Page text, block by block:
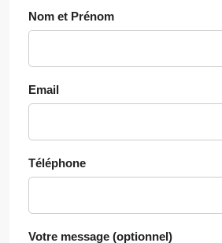
Nom et Prénom
Email
Téléphone
Votre message (optionnel)